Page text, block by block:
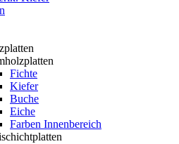
Fichte
Kiefer
Buche
Eiche
Farben Innenbereich